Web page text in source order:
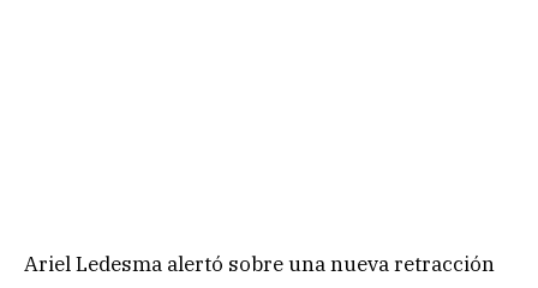
Ariel Ledesma alertó sobre una nueva retracción